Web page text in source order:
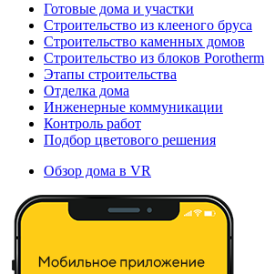
Готовые дома и участки
Строительство из клееного бруса
Строительство каменных домов
Строительство из блоков Porotherm
Этапы строительства
Отделка дома
Инженерные коммуникации
Контроль работ
Подбор цветового решения
Обзор дома в VR